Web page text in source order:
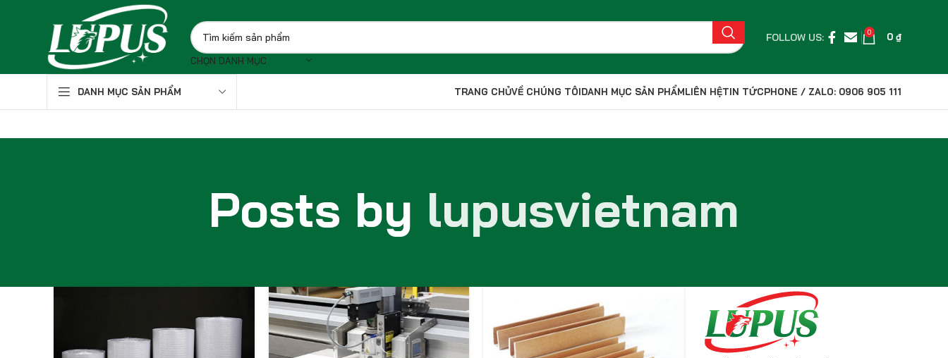
CHỌN DANH MỤC
FOLLOW US: 0 0 ₫
DANH MỤC SẢN PHẨM TRANG CHỦVỀ CHÚNG TÔIDANH MỤC SẢN PHẨMLIÊN HỆTIN TỨCPHONE / ZALO: 0906 905 111
Posts by lupusvietnam